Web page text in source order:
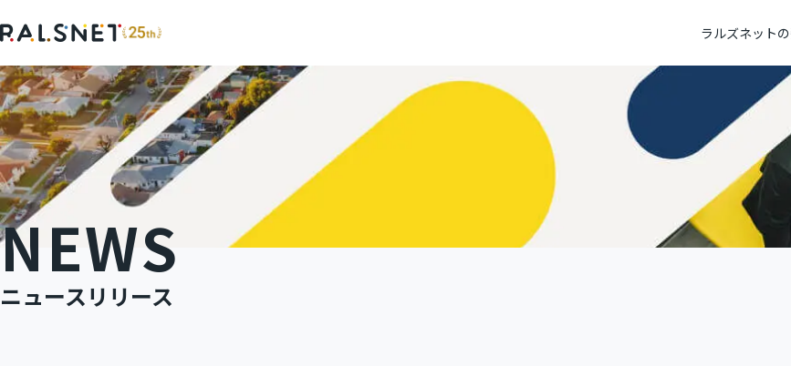
ラルズネット
SERVICE
サービス
ポータルサイト『不動産連合隊』 不動産ホームページ制作 不動産
COMPANY
企業情報
トップメッセージ パ
ニュースリリース
NEWS